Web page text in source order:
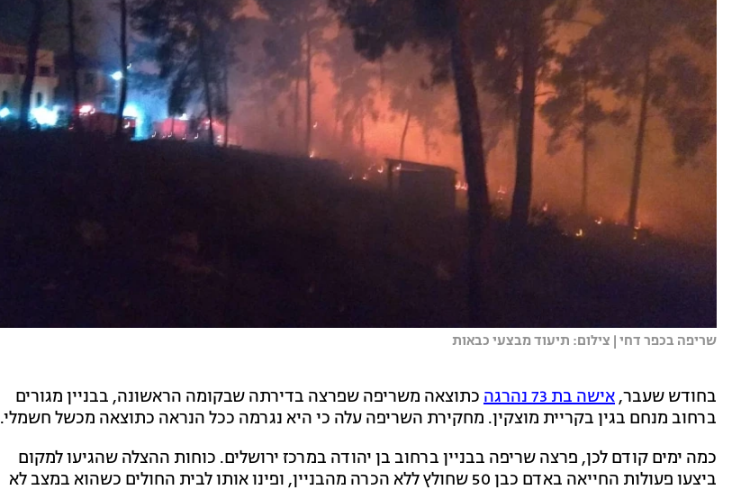
שריפה בכפר דחי | צילום: תיעוד מבצעי כבאות
בחודש שעבר, אישה בת 73 נהרגה
כתוצאה משריפה שפרצה בדירתה שבקומה הראשונה, בבניין מגורים
ברחוב מנחם בגין בקריית מוצקין. מחקירת השריפה עלה כי היא נגרמה ככל הנראה כתוצאה מכשל חשמלי.
כמה ימים קודם לכן, פרצה שריפה בבניין ברחוב בן יהודה במרכז ירושלים. כוחות ההצלה שהגיעו למקום
ביצעו פעולות החייאה באדם כבן 50 שחולץ ללא הכרה מהבניין, ופינו אותו לבית החולים כשהוא במצב לא